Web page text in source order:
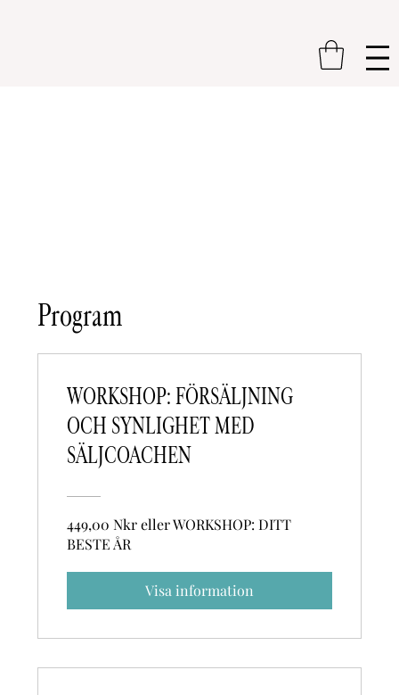
Program
WORKSHOP: FÖRSÄLJNING
OCH SYNLIGHET MED
SÄLJCOACHEN
449,00 Nkr eller WORKSHOP: DITT
BESTE ÅR
Visa information